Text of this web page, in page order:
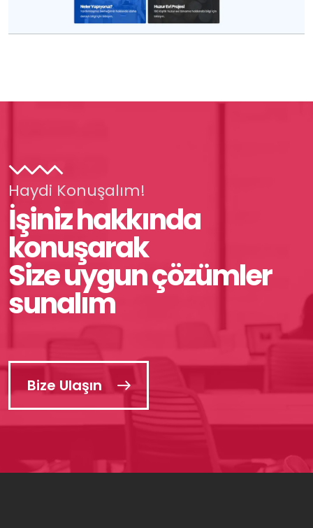
Haydi Konuşalım!
İşiniz hakkında
konuşarak
Size uygun çözümler
sunalım
Bize Ulaşın